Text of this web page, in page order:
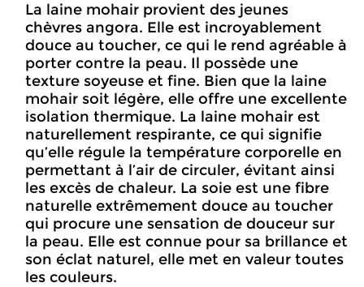
La laine mohair provient des jeunes
chèvres angora. Elle est incroyablement
douce au toucher, ce qui le rend agréable à
porter contre la peau. Il possède une
texture soyeuse et fine. Bien que la laine
mohair soit légère, elle offre une excellente
isolation thermique. La laine mohair est
naturellement respirante, ce qui signifie
qu’elle régule la température corporelle en
permettant à l’air de circuler, évitant ainsi
les excès de chaleur. La soie est une fibre
naturelle extrêmement douce au toucher
qui procure une sensation de douceur sur
la peau. Elle est connue pour sa brillance et
son éclat naturel, elle met en valeur toutes
les couleurs.